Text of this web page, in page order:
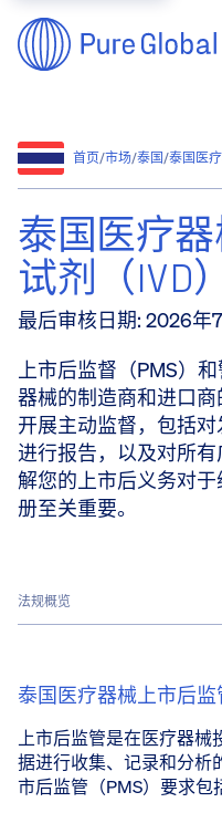
首页/市场/泰国/泰国医
泰国医疗
试剂（IVD
最后审核日期: 2026年
上市后监督（PMS）
器械的制造商和进口
开展主动监督，包括
进行报告，以及对所
解您的上市后义务对
册至关重要。
法规概览
泰国医疗器械上市后监
上市后监管是在医疗器械
据进行收集、记录和分析
市后监管（PMS）要求包